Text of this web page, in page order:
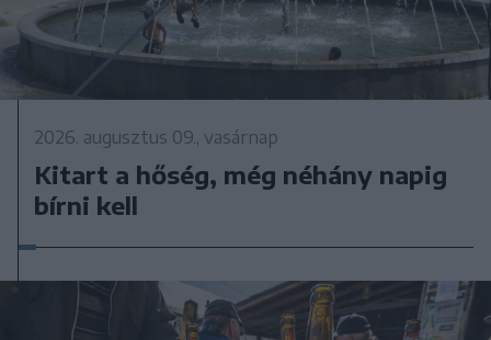
2026. augusztus 09., vasárnap
Kitart a hőség, még néhány napig
bírni kell